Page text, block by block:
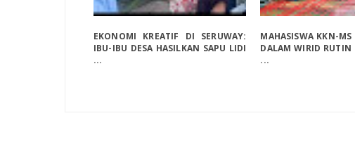
EKONOMI KREATIF DI SERUWAY:
IBU-IBU DESA HASILKAN SAPU LIDI
...
MAHASISWA KKN-MS
DALAM WIRID RUTIN
...